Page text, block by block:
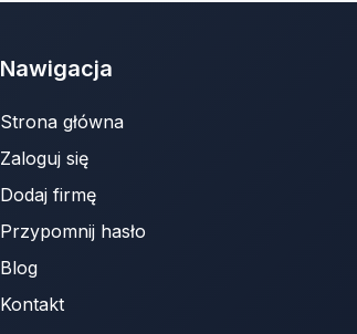
Nawigacja
Strona główna
Zaloguj się
Dodaj firmę
Przypomnij hasło
Blog
Kontakt